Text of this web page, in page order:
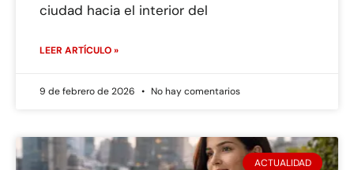
ciudad hacia el interior del
LEER ARTÍCULO »
9 de febrero de 2026 No hay comentarios
ACTUALIDAD